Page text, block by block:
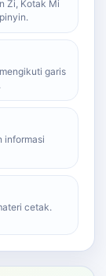
Zi, Kotak Mi
garis
informasi
cetak.